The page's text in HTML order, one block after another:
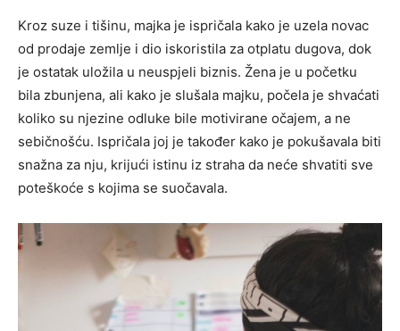
Kroz suze i tišinu, majka je ispričala kako je uzela novac
od prodaje zemlje i dio iskoristila za otplatu dugova, dok
je ostatak uložila u neuspjeli biznis. Žena je u početku
bila zbunjena, ali kako je slušala majku, počela je shvaćati
koliko su njezine odluke bile motivirane očajem, a ne
sebičnošću. Ispričala joj je također kako je pokušavala biti
snažna za nju, krijući istinu iz straha da neće shvatiti sve
poteškoće s kojima se suočavala.